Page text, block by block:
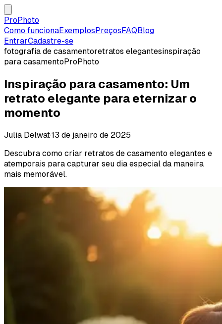
ProPhoto
Como funcionaExemplosPreçosFAQBlog
EntrarCadastre-se
fotografia de casamentoretratos elegantesinspiração
para casamentoProPhoto
Inspiração para casamento: Um
retrato elegante para eternizar o
momento
Julia Delwat·13 de janeiro de 2025
Descubra como criar retratos de casamento elegantes e
atemporais para capturar seu dia especial da maneira
mais memorável.